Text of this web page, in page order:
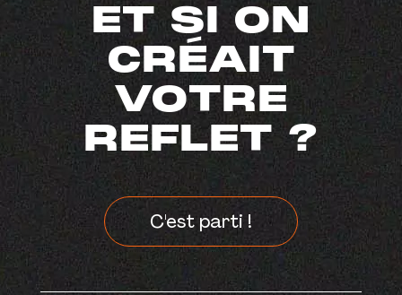
ET SI ON
CRÉAIT
VOTRE
REFLET ?
C'est parti !